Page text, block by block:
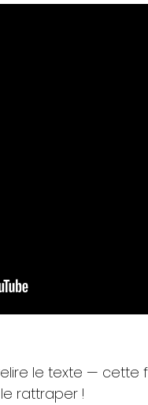
le texte — cette
rattraper !